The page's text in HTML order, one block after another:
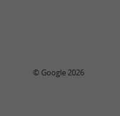
© Google 2026